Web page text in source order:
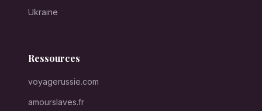
Ukraine
Ressources
voyagerussie.com
amourslaves.fr